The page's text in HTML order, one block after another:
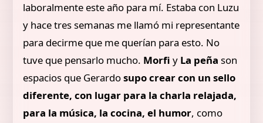
laboralmente este año para mí. Estaba con Luzu
y hace tres semanas me llamó mi representante
para decirme que me querían para esto. No
tuve que pensarlo mucho. Morfiy La peña son
espacios que Gerardosupo crear con un sello
diferente, con lugar para la charla relajada,
para la música, la cocina, el humor, como